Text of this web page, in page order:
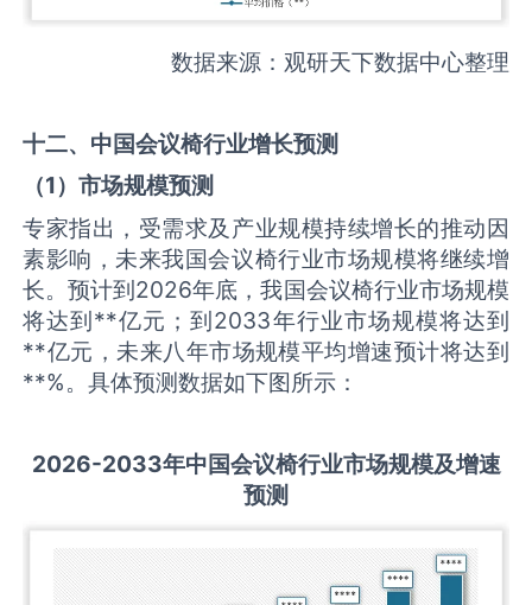
数据来源：观研天下数据中心整理
十二、中国会议椅行业增长预测
（1）市场规模预测
专家指出，受需求及产业规模持续增长的推动因
素影响，未来我国会议椅行业市场规模将继续增
长。预计到2026年底，我国会议椅行业市场规模
将达到**亿元；到2033年行业市场规模将达到
**亿元，未来八年市场规模平均增速预计将达到
**%。具体预测数据如下图所示：
2026-2033年中国会议椅行业市场规模及增速
预测